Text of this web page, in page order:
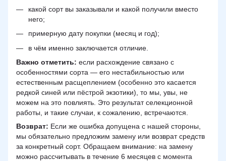
какой сорт вы заказывали и какой получили вместо
него;
примерную дату покупки (месяц и год);
в чём именно заключается отличие.
Важно отметить: если расхождение связано с
особенностями сорта — его нестабильностью или
естественным расщеплением (особенно это касается
редкой синей или пёстрой экзотики), то мы, увы, не
можем на это повлиять. Это результат селекционной
работы, и такие случаи, к сожалению, встречаются.
Возврат: Если же ошибка допущена с нашей стороны,
мы обязательно предложим замену или возврат средств
за конкретный сорт. Обращаем внимание: на замену
можно рассчитывать в течение 6 месяцев с момента